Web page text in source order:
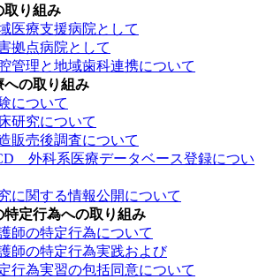
取り組み
医療支援病院として
拠点病院として
管理と地域歯科連携について
への取り組み
について
研究について
販売後調査について
外科系医療データベース登録につい
に関する情報公開について
特定行為への取り組み
師の特定行為について
師の特定行為実践および
行為実習の包括同意について